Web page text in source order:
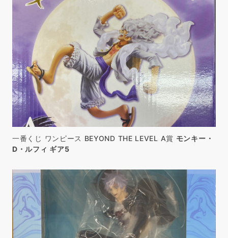
一番くじ ワンピース BEYOND THE LEVEL A賞 モンキー・
D・ルフィ ギア5